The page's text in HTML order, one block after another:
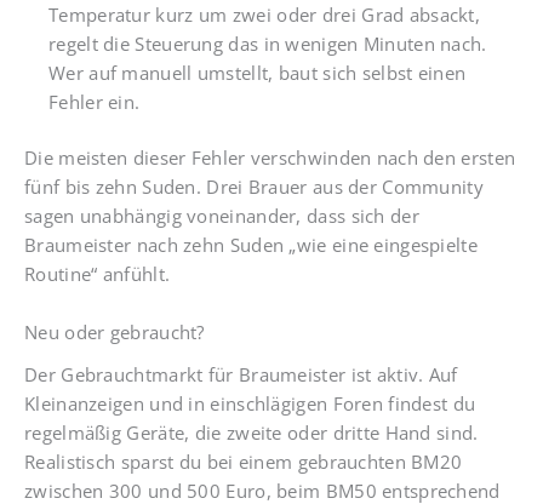
Temperatur kurz um zwei oder drei Grad absackt,
regelt die Steuerung das in wenigen Minuten nach.
Wer auf manuell umstellt, baut sich selbst einen
Fehler ein.
Die meisten dieser Fehler verschwinden nach den ersten
fünf bis zehn Suden. Drei Brauer aus der Community
sagen unabhängig voneinander, dass sich der
Braumeister nach zehn Suden „wie eine eingespielte
Routine“ anfühlt.
Neu oder gebraucht?
Der Gebrauchtmarkt für Braumeister ist aktiv. Auf
Kleinanzeigen und in einschlägigen Foren findest du
regelmäßig Geräte, die zweite oder dritte Hand sind.
Realistisch sparst du bei einem gebrauchten BM20
zwischen 300 und 500 Euro, beim BM50 entsprechend